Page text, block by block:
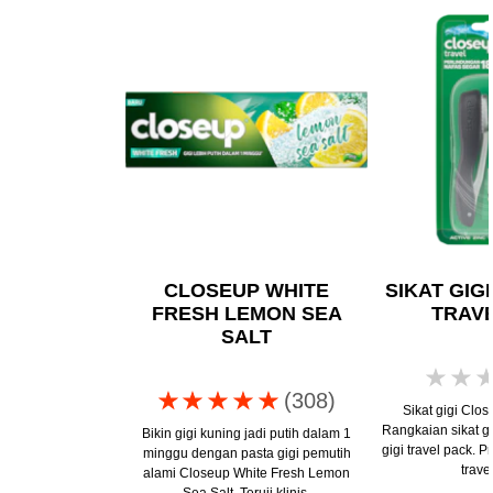
CLOSEUP WHITE
FRESH LEMON SEA
SALT
Peringkat
rata-
rata
Closeup
(308)
Bikin gigi kuning jadi putih dalam 1
minggu dengan pasta gigi pemutih
alami Closeup White Fresh Lemon
SIKAT
Sikat gigi
Rangkaian sikat
gigi travel pack.